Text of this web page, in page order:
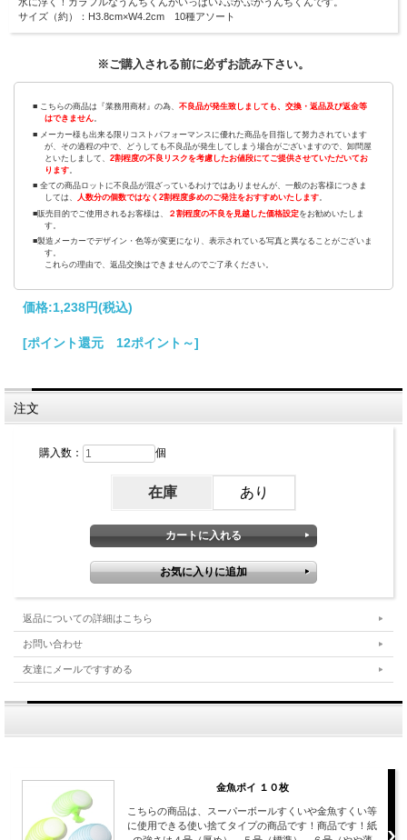
サイズ（約）：H3.8cm×W4.2cm 10種アソート
※ご購入される前に必ずお読み下さい。
■ こちらの商品は『業務用商材』の為、 不良品が発生致しましても、交換・返品及び返金等
はできません。
■ メーカー様も出来る限りコストパフォーマンスに優れた商品を目指して努力されています
が、その過程の中で、どうしても不良品が発生してしまう場合がございますので、卸問屋
といたしまして、2割程度の不良リスクを考慮したお値段にてご提供させていただいてお
ります
■ 全ての商品ロットに不良品が混ざっているわけではありませんが、一般のお客様につきま
しては、 人数分の個数ではなく2割程度多めのご発注をおすすめいたします。
■販売目的でご使用されるお客様は、
２割程度の不良を見越した価格設定をお勧めいたしま
す。
■製造メーカーでデザイン・色等が変更になり、表示されている写真と異なることがございま
す。
これらの理由で、返品交換はできませんのでご了承ください。
価格:1,238円(税込)
[ポイント還元 12ポイント～]
注文
購入数： 個
在庫 あり
返品についての詳細はこちら
お問い合わせ
友達にメールですすめる
金魚ポイ １０枚
こちらの商品は、スーパーボールすくいや金魚すくい等
に使用できる使い捨てタイプの商品です！商品です！紙